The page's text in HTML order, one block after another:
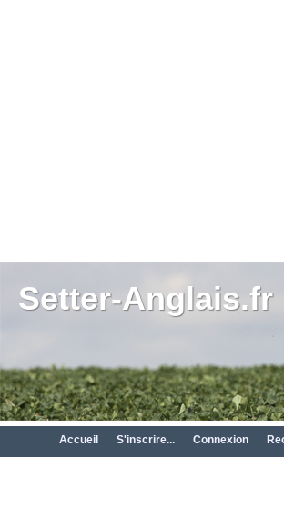
Setter-Anglais.fr
Accueil S'inscrire... Connexion